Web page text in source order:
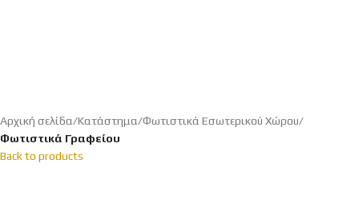
Αρχική σελίδα Κατάστημα Φωτιστικά Εσωτερικού Χώρου
Φωτιστικά Γραφείου
Back to products